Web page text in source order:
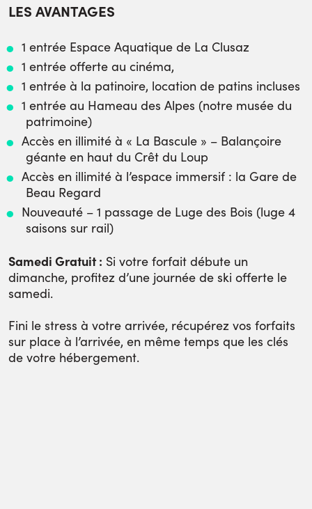
LES AVANTAGES
1 entrée Espace Aquatique de La Clusaz
1 entrée offerte au cinéma,
1 entrée à la patinoire, location de patins incluses
1 entrée au Hameau des Alpes (notre musée du
patrimoine)
Accès en illimité à « La Bascule » – Balançoire
géante en haut du Crêt du Loup
Accès en illimité à l’espace immersif : la Gare de
Beau Regard
Nouveauté– 1 passage de Luge des Bois (luge 4
saisons sur rail)
Samedi Gratuit : Si votre forfait débute un
dimanche, profitez d’une journée de ski offerte le
samedi.
Fini le stress à votre arrivée, récupérez vos forfaits
sur place à l’arrivée, en même temps que les clés
de votre hébergement.